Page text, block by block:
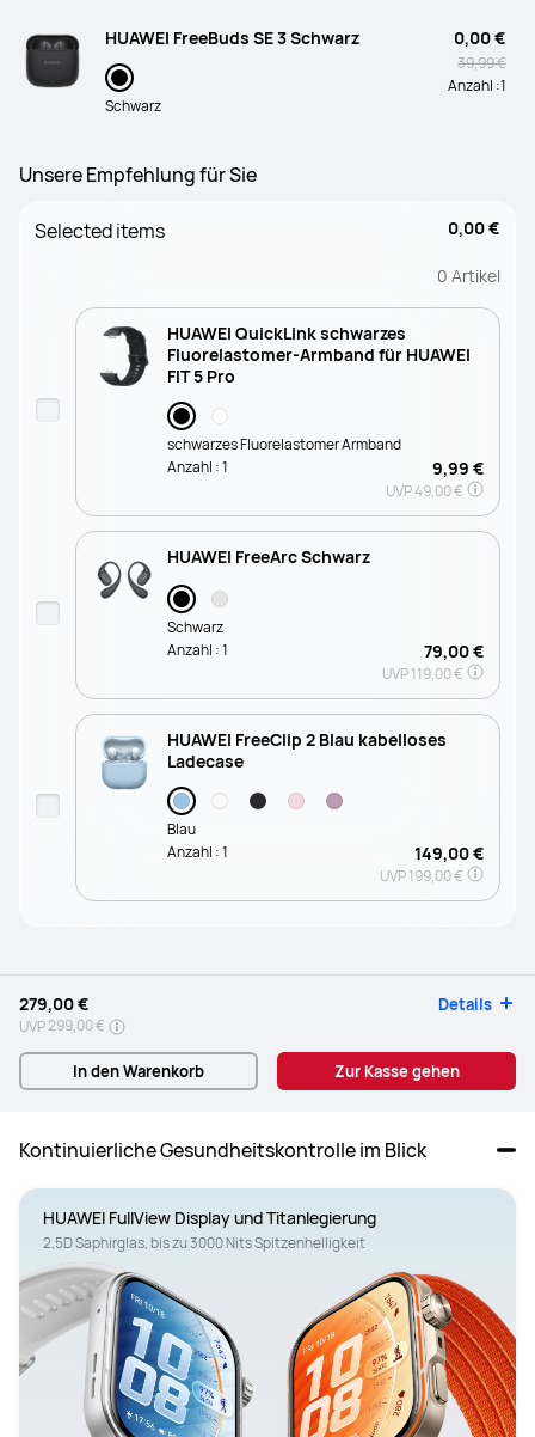
HUAWEI FreeBuds SE 3 Schwarz
Schwarz
0,00 €
39,99 €
Anzahl :1
Unsere Empfehlung für Sie
Selected items 0,00 €
0 Artikel
HUAWEI QuickLink schwarzes
Fluorelastomer-Armband für HUAWEI
FIT 5 Pro
schwarzes Fluorelastomer Armband
9,99 €
UVP49,00 €
Anzahl :1
HUAWEI FreeArc Schwarz
Schwarz
79,00 €
UVP119,00 €
Anzahl :1
HUAWEI FreeClip 2 Blau kabelloses
Ladecase
Blau
149,00 €
UVP199,00 €
Anzahl :1
279,00 € Details
UVP299,00 €
In den Warenkorb Zur Kasse gehen
Kontinuierliche Gesundheitskontrolle im Blick
2,5D Saphirglas, bis zu 3000 Nits Spitzenhelligkeit